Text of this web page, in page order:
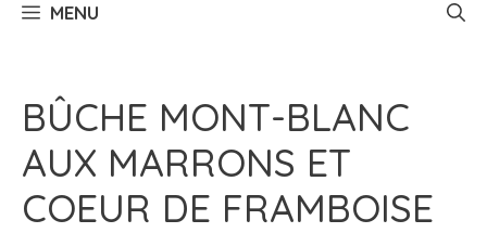
MENU
BÛCHE MONT-BLANC
AUX MARRONS ET
COEUR DE FRAMBOISE